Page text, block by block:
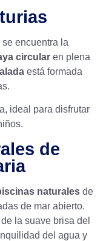
se encuentra la
circular en plena
está formada
ideal para disfrutar
de
naturales de
de mar abierto.
la suave brisa del
del agua y